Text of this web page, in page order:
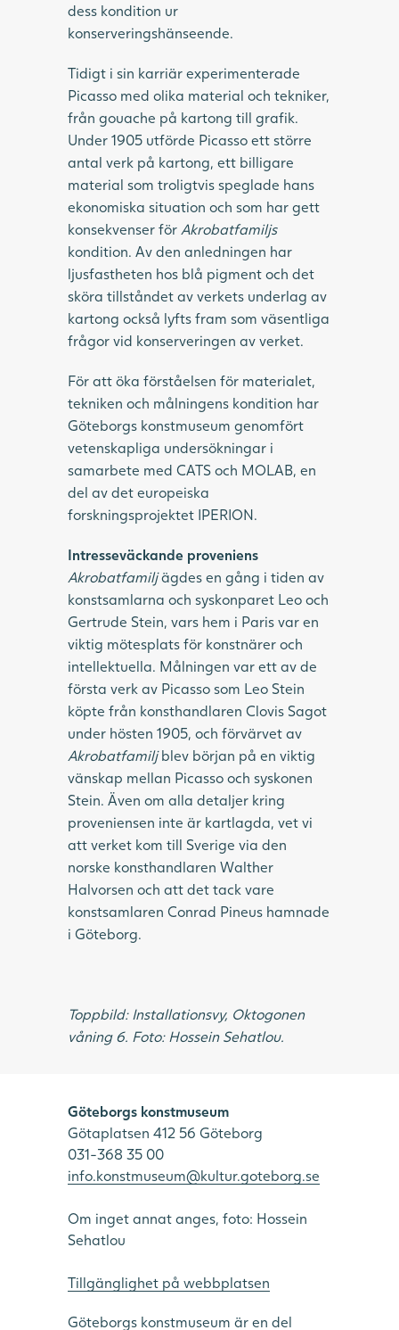
dess kondition ur
konserveringshänseende.
Tidigt i sin karriär experimenterade
Picasso med olika material och tekniker,
från gouache på kartong till grafik.
Under 1905 utförde Picasso ett större
antal verk på kartong, ett billigare
material som troligtvis speglade hans
ekonomiska situation och som har gett
konsekvenser för Akrobatfamiljs
kondition. Av den anledningen har
ljusfastheten hos blå pigment och det
sköra tillståndet av verkets underlag av
kartong också lyfts fram som väsentliga
frågor vid konserveringen av verket.
För att öka förståelsen för materialet,
tekniken och målningens kondition har
Göteborgs konstmuseum genomfört
vetenskapliga undersökningar i
samarbete med CATS och MOLAB, en
del av det europeiska
forskningsprojektet IPERION.
Intresseväckande proveniens
Akrobatfamiljägdes en gång i tiden av
konstsamlarna och syskonparet Leo och
Gertrude Stein, vars hem i Paris var en
viktig mötesplats för konstnärer och
intellektuella. Målningen var ett av de
första verk av Picasso som Leo Stein
köpte från konsthandlaren Clovis Sagot
under hösten 1905, och förvärvet av
Akrobatfamiljblev början på en viktig
vänskap mellan Picasso och syskonen
Stein. Även om alla detaljer kring
proveniensen inte är kartlagda, vet vi
att verket kom till Sverige via den
norske konsthandlaren Walther
Halvorsen och att det tack vare
konstsamlaren Conrad Pineus hamnade
i Göteborg.
Toppbild: Installationsvy, Oktogonen
våning 6. Foto: Hossein Sehatlou.
Göteborgs konstmuseum
Götaplatsen 412 56 Göteborg
031-368 35 00
info.konstmuseum@kultur.goteborg.se
Om inget annat anges, foto: Hossein
Sehatlou
Tillgänglighet på webbplatsen
Göteborgs konstmuseum är en del